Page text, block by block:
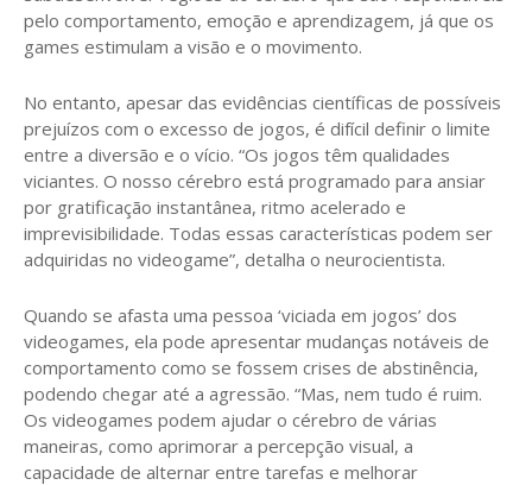
pelo comportamento, emoção e aprendizagem, já que os
games estimulam a visão e o movimento.
No entanto, apesar das evidências científicas de possíveis
prejuízos com o excesso de jogos, é difícil definir o limite
entre a diversão e o vício. “Os jogos têm qualidades
viciantes. O nosso cérebro está programado para ansiar
por gratificação instantânea, ritmo acelerado e
imprevisibilidade. Todas essas características podem ser
adquiridas no videogame”, detalha o neurocientista.
Quando se afasta uma pessoa ‘viciada em jogos’ dos
videogames, ela pode apresentar mudanças notáveis de
comportamento como se fossem crises de abstinência,
podendo chegar até a agressão. “Mas, nem tudo é ruim.
Os videogames podem ajudar o cérebro de várias
maneiras, como aprimorar a percepção visual, a
capacidade de alternar entre tarefas e melhorar